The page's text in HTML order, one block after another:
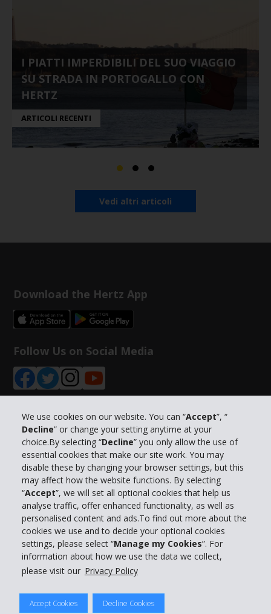
We use cookies on our website. You can “Accept”, “
Decline” or change your setting anytime at your
choice.By selecting “Decline” you only allow the use of
essential cookies that make our site work. You may
disable these by changing your browser settings, but this
may affect how the website functions. By selecting
“Accept”, we will set all optional cookies that help us
analyse traffic, offer enhanced functionality, as well as
personalised content and ads.To find out more about the
cookies we use and to decide your optional cookies
settings, please select “Manage my Cookies”. For
information about how we use the data we collect,
please visit our Privacy Policy
Accept Cookies Decline Cookies
I PIATTI IMPERDIBILI DEL SUO VIAGGIO
SU STRADA IN PORTOGALLO CON
HERTZ
ARTICOLI RECENTI
Vedi altri articoli
Download the Hertz App
Follow Us on Social Media
Info su Hertz
Business
Customer Service
Prenota con Hertz
© 2026 The Hertz System, Inc.
Privacy Policy | Condizioni di Utilizzo |